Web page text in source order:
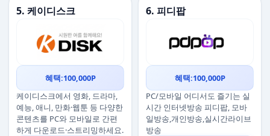
5. 케이디스크
혜택:100,000P
케이디스크에서 영화, 드라마,
예능, 애니, 만화·웹툰 등 다양한
콘텐츠를 PC와 모바일로 간편
하게 다운로드·스트리밍하세요.
6. 피디팝
혜택:100,000P
PC/모바일 어디서도 즐기는 실
시간 인터넷방송 피디팝, 모바
일방송,개인방송,실시간라이브
방송